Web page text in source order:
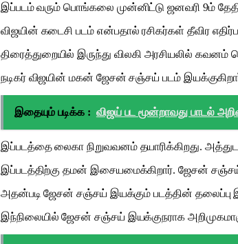
இப்படம் வரும் பொங்கலை முன்னிட்டு ஜனவரி 9ம் தேதி
விஜயின் கடைசி படம் என்பதால் ரசிகர்கள் தீவிர
திரைத்துறையில் இருந்து விலகி அரசியலில் கவனம்
நடிகர் விஜயின் மகன் ஜேசன் சஞ்சய் படம்
இதையும் படிக்க : விஜய் பட மூன்றாவது பாடல்
இப்படத்தை லைகா நிறுவவனம் தயாரிக்கிறது.
இப்படத்திற்கு தமன் இசையமைக்கிறார். ஜேசன் சஞ்சய்
அதன்படி ஜேசன் சஞ்சய் இயக்கும் படத்தின் தலைப்பு
இந்நிலையில் ஜேசன் சஞ்சய் இயக்குநராக